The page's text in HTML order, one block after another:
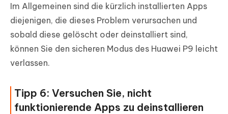
Im Allgemeinen sind die kürzlich installierten Apps
diejenigen, die dieses Problem verursachen und
sobald diese gelöscht oder deinstalliert sind,
können Sie den sicheren Modus des Huawei P9 leicht
verlassen.
Tipp 6: Versuchen Sie, nicht
funktionierende Apps zu deinstallieren